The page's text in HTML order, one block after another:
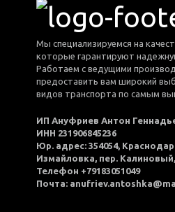
Мы специализируемся на
которые гарантируют
Работаем с ведущими
предоставить вам широкий
видов транспорта по самым
ИП Ануфриев Антон
ИНН 231906845236
Юр. адрес: 354054,
Измайловка, пер.
Телефон +79183051049
Почта: